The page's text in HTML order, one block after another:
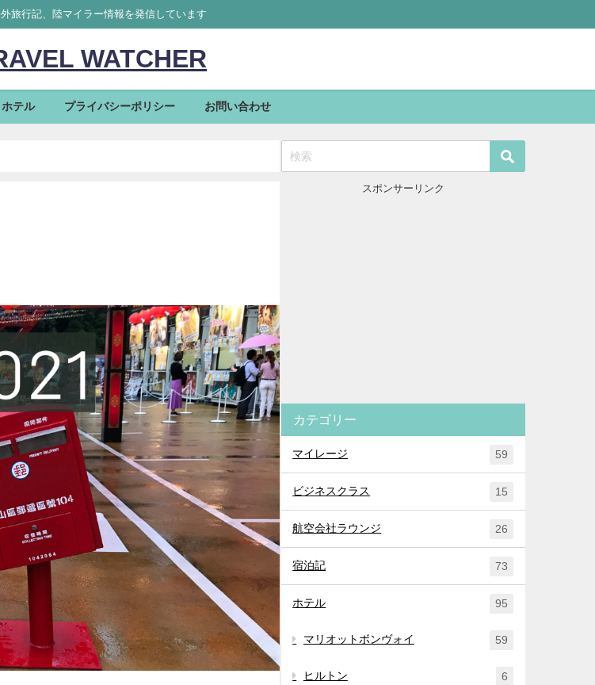
旅行記、陸マイラー情報を発信しています
WATCHER
ホテル プライバシーポリシー お問い合わせ
スポンサーリンク
カテゴリー
マイレージ 59
ビジネスクラス 15
航空会社ラウンジ 26
宿泊記 73
ホテル 95
マリオットボンヴォイ 59
ヒルトン 6